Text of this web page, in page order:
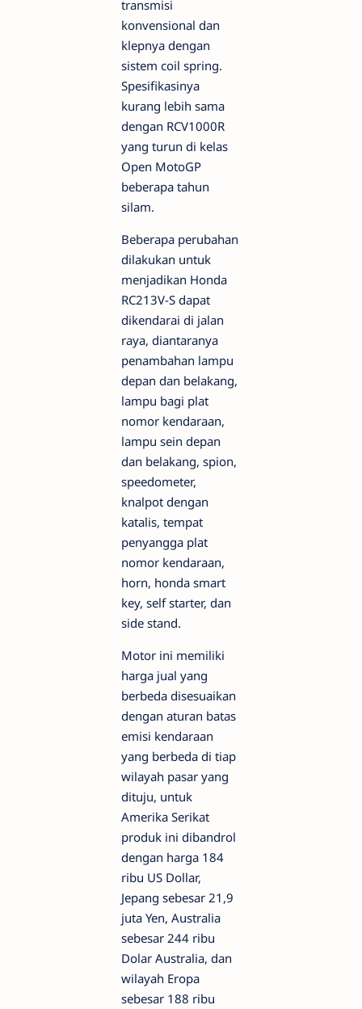
transmisi
konvensional dan
klepnya dengan
sistem coil spring.
Spesifikasinya
kurang lebih sama
dengan RCV1000R
yang turun di kelas
Open MotoGP
beberapa tahun
silam.
Beberapa perubahan
dilakukan untuk
menjadikan Honda
RC213V-S dapat
dikendarai di jalan
raya, diantaranya
penambahan lampu
depan dan belakang,
lampu bagi plat
nomor kendaraan,
lampu sein depan
dan belakang, spion,
speedometer,
knalpot dengan
katalis, tempat
penyangga plat
nomor kendaraan,
horn, honda smart
key, self starter, dan
side stand.
Motor ini memiliki
harga jual yang
berbeda disesuaikan
dengan aturan batas
emisi kendaraan
yang berbeda di tiap
wilayah pasar yang
dituju, untuk
Amerika Serikat
produk ini dibandrol
dengan harga 184
ribu US Dollar,
Jepang sebesar 21,9
juta Yen, Australia
sebesar 244 ribu
Dolar Australia, dan
wilayah Eropa
sebesar 188 ribu